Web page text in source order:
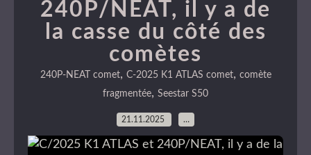
240P/NEAT, il y a de
la casse du côté des
comètes
240P-NEAT comet, C-2025 K1 ATLAS comet, comète
fragmentée, Seestar S50
21.11.2025 …